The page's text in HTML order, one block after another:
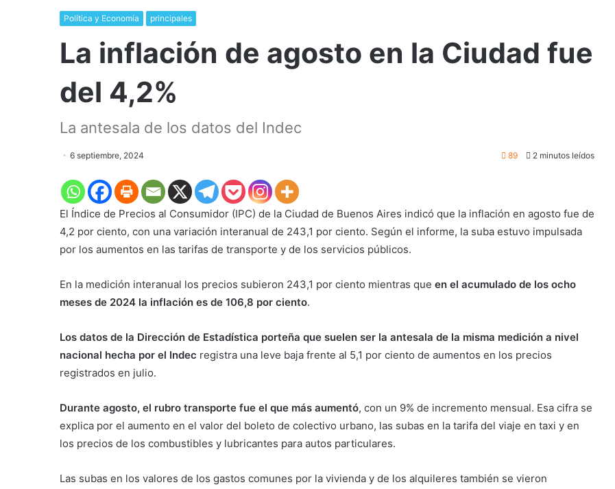
Política y Economía principales
La inflación de agosto en la Ciudad fue
del 4,2%
La antesala de los datos del Indec
6 septiembre, 2024 89 2 minutos leídos
El Índice de Precios al Consumidor (IPC) de la Ciudad de Buenos Aires indicó que la inflación en agosto fue de
4,2 por ciento, con una variación interanual de 243,1 por ciento. Según el informe, la suba estuvo impulsada
por los aumentos en las tarifas de transporte y de los servicios públicos.
En la medición interanual los precios subieron 243,1 por ciento mientras que en el acumulado de los ocho
meses de 2024 la inflación es de 106,8 por ciento.
Los datos de la Dirección de Estadística porteña que suelen ser la antesala de la misma medición a nivel
nacional hecha por el Indec registra una leve baja frente al 5,1 por ciento de aumentos en los precios
registrados en julio.
Durante agosto, el rubro transporte fue el que más aumentó, con un 9% de incremento mensual. Esa cifra se
explica por el aumento en el valor del boleto de colectivo urbano, las subas en la tarifa del viaje en taxi y en
los precios de los combustibles y lubricantes para autos particulares.
Las subas en los valores de los gastos comunes por la vivienda y de los alquileres también se vieron